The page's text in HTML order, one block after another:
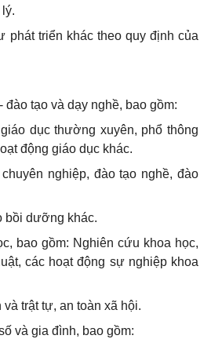
lý.
phát triển khác theo quy định của
tạo và dạy nghề, bao gồm:
dục thường xuyên, phổ thông
động giáo dục khác.
nghiệp, đào tạo nghề, đào
bồi dưỡng khác.
bao gồm: Nghiên cứu khoa học,
các hoạt động sự nghiệp khoa
trật tự, an toàn xã hội.
và gia đình, bao gồm: